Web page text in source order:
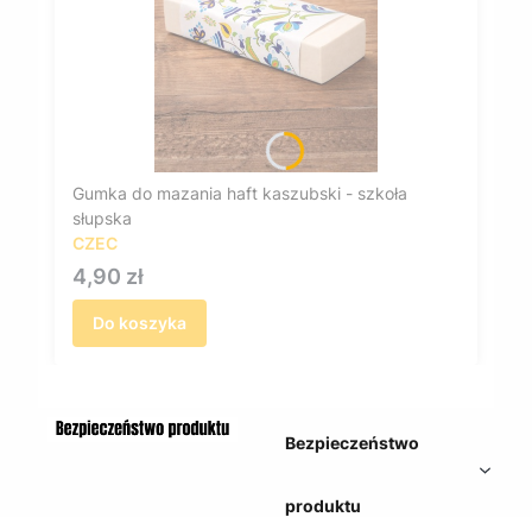
Gumka do mazania haft kaszubski - szkoła
słupska
CZEC
Cena
4,90 zł
Do koszyka
Bezpieczeństwo
produktu